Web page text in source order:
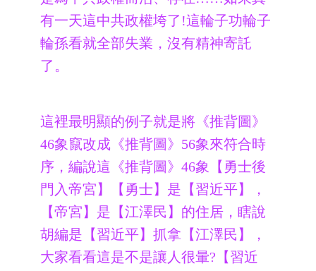
有一天這中共政權垮了!這輪子功輪子
輪孫看就全部失業，沒有精神寄託
了。
這裡最明顯的例子就是將《推背圖》
46象竄改成《推背圖》56象來符合時
序，編說這《推背圖》46象【勇士後
門入帝宮】【勇士】是【習近平】，
【帝宮】是【江澤民】的住居，瞎說
胡編是【習近平】抓拿【江澤民】，
大家看看這是不是讓人很暈?【習近